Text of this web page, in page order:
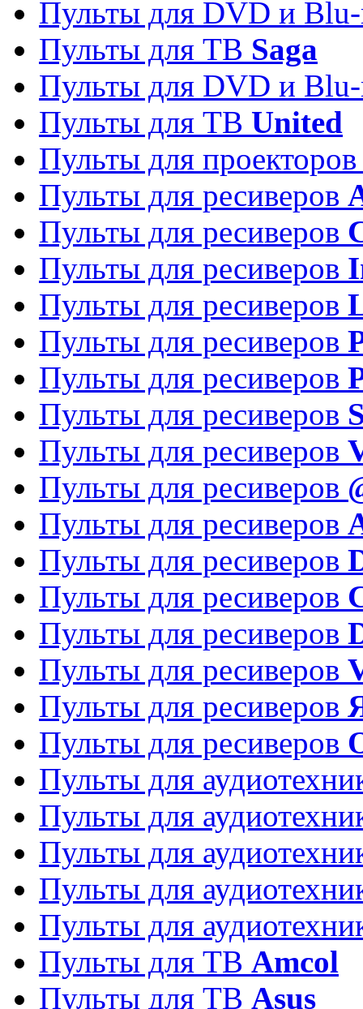
Пульты для DVD и
Пульты для ТВ Saga
Пульты для DVD и
Пульты для ТВ United
Пульты для
Пульты для ресиверов
Пульты для ресиверов
Пульты для ресиверов
Пульты для ресиверов
Пульты для ресиверов
Пульты для ресиверов
Пульты для ресиверов
Пульты для ресиверов
Пульты для ресиверов
Пульты для ресиверов
Пульты для ресиверов
Пульты для ресиверов
Пульты для ресиверов
Пульты для ресиверов
Пульты для ресиверов
Пульты для ресиверов
Пульты для
Пульты для
Пульты для
Пульты для
Пульты для
Пульты для ТВ Amcol
Пульты для ТВ Asus